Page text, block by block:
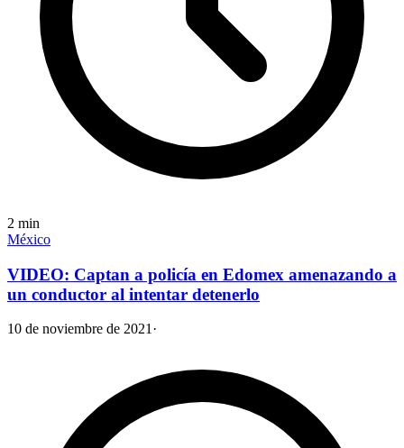
2 min
México
VIDEO: Captan a policía en Edomex amenazando a
un conductor al intentar detenerlo
10 de noviembre de 2021·